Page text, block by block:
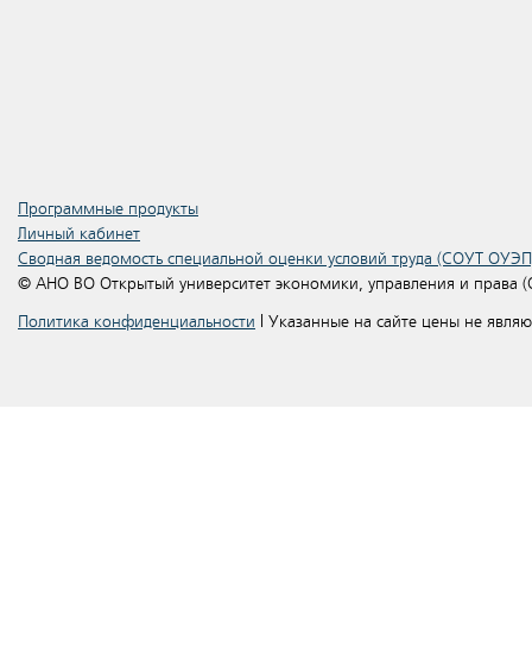
Программные продукты
Личный кабинет
Сводная ведомость специальной оценки условий труда (СОУТ
© АНО ВО Открытый университет экономики, управления и права
Политика конфиденциальности | Указанные на сайте цены не